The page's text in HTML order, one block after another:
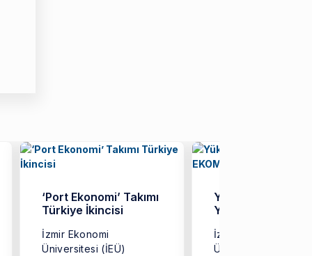
‘Port Ekonomi’ Takımı
Türkiye İkincisi
İzmir Ekonomi
Üniversitesi (İEÜ)
Yükseköğretimde
Yeni Model:
İzmir Ekonomi
Üniversitesi (İEÜ),